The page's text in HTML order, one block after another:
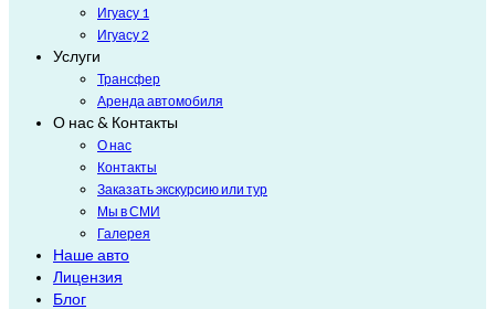
Игуасу 1
Игуасу 2
Услуги
Трансфер
Аренда автомобиля
О нас & Контакты
О нас
Контакты
Заказать экскурсию или тур
Мы в СМИ
Галерея
Наше авто
Лицензия
Блог